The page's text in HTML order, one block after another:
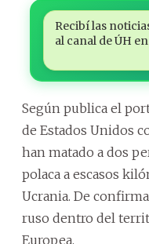
Recibí las
al canal de ÚH
Según publica el
de Estados Unidos
han matado a dos
polaca a escasos
Ucrania. De
ruso dentro del
Europea.